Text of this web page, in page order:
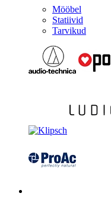
Mööbel
Statiivid
Tarvikud